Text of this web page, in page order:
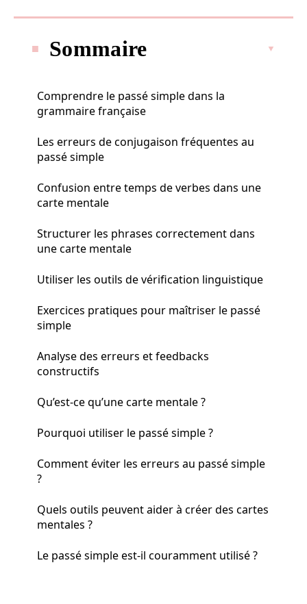
Sommaire
Comprendre le passé simple dans la
grammaire française
Les erreurs de conjugaison fréquentes au
passé simple
Confusion entre temps de verbes dans une
carte mentale
Structurer les phrases correctement dans
une carte mentale
Utiliser les outils de vérification linguistique
Exercices pratiques pour maîtriser le passé
simple
Analyse des erreurs et feedbacks
constructifs
Qu’est-ce qu’une carte mentale ?
Pourquoi utiliser le passé simple ?
Comment éviter les erreurs au passé simple
?
Quels outils peuvent aider à créer des cartes
mentales ?
Le passé simple est-il couramment utilisé ?